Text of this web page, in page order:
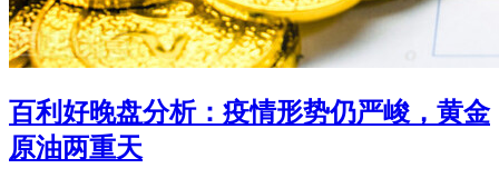
百利好晚盘分析：疫情形势仍严峻，黄金
原油两重天